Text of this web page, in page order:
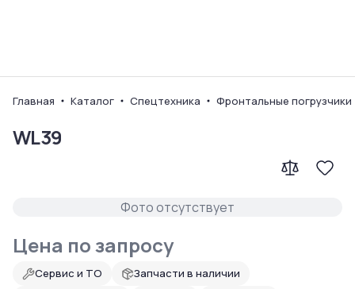
Главная Каталог Спецтехника Фронтальные погрузчики
WL39
Фото отсутствует
Цена по запросу
Сервис и ТО
Запчасти в наличии